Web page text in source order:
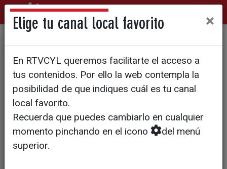
Defensa avala la hipótesis de
un ataque yihadista en el
asesinato de los dos
periodistas en Burkina Faso
Elige tu canal local favorito ×
En RTVCYL queremos facilitarte el acceso a
tus contenidos. Por ello la web contempla la
posibilidad de que indiques cuál es tu canal
local favorito.
Recuerda que puedes cambiarlo en cualquier
momento pinchando en el icono
del menú
superior.